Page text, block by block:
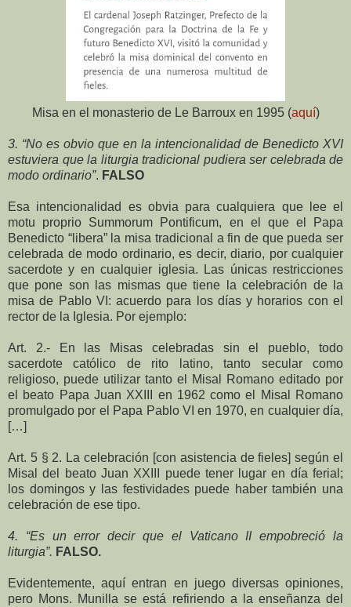
Misa en el monasterio de Le Barroux en 1995 (aquí)
3. “No es obvio que en la intencionalidad de Benedicto XVI
estuviera que la liturgia tradicional pudiera ser celebrada de
modo ordinario”. FALSO
Esa intencionalidad es obvia para cualquiera que lee el
motu proprio Summorum Pontificum, en el que el Papa
Benedicto “libera” la misa tradicional a fin de que pueda ser
celebrada de modo ordinario, es decir, diario, por cualquier
sacerdote y en cualquier iglesia. Las únicas restricciones
que pone son las mismas que tiene la celebración de la
misa de Pablo VI: acuerdo para los días y horarios con el
rector de la Iglesia. Por ejemplo:
Art. 2.- En las Misas celebradas sin el pueblo, todo
sacerdote católico de rito latino, tanto secular como
religioso, puede utilizar tanto el Misal Romano editado por
el beato Papa Juan XXIII en 1962 como el Misal Romano
promulgado por el Papa Pablo VI en 1970, en cualquier día,
[…]
Art. 5 § 2. La celebración [con asistencia de fieles] según el
Misal del beato Juan XXIII puede tener lugar en día ferial;
los domingos y las festividades puede haber también una
celebración de ese tipo.
4. “Es un error decir que el Vaticano II empobreció la
liturgia”. FALSO.
Evidentemente, aquí entran en juego diversas opiniones,
pero Mons. Munilla se está refiriendo a la enseñanza del